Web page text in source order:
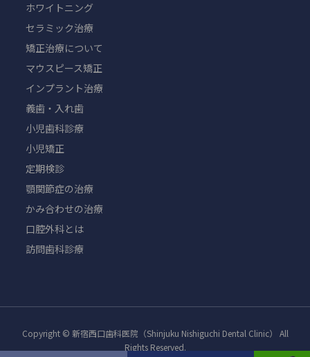
ホワイトニング
セラミック治療
矯正治療について
マウスピース矯正
インプラント治療
義歯・入れ歯
小児歯科診療
小児矯正
定期検診
顎関節症の治療
かみ合わせの治療
口腔外科とは
訪問歯科診療
Copyright © 新宿西口歯科医院（Shinjuku Nishiguchi Dental Clinic） All
Rights Reserved.